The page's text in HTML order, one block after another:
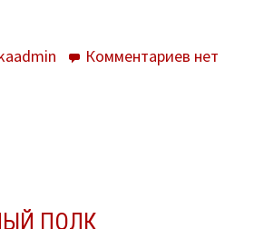
Комментариев кнет
ПОЛК